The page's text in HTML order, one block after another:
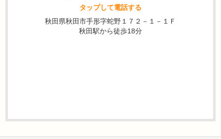
タップして電話する
秋田県秋田市手形字蛇野１７２－１－１Ｆ
秋田駅から徒歩18分